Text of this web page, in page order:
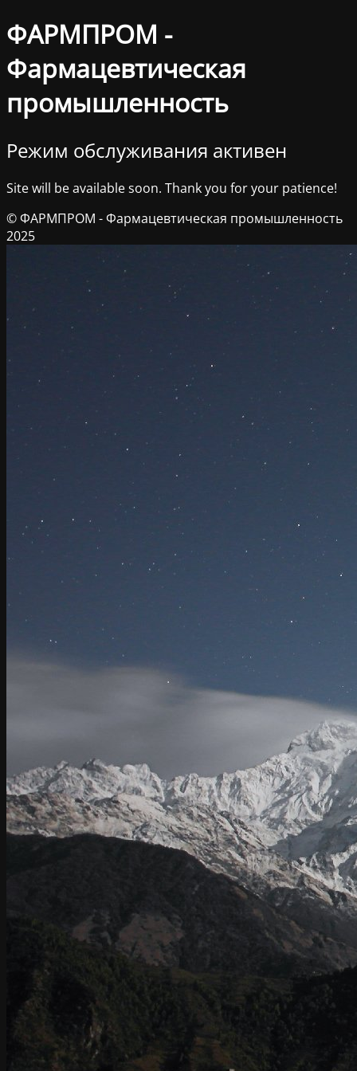
ФАРМПРОМ -
Фармацевтическая
промышленность
Режим обслуживания активен
Site will be available soon. Thank you for your patience!
© ФАРМПРОМ - Фармацевтическая промышленность
2025